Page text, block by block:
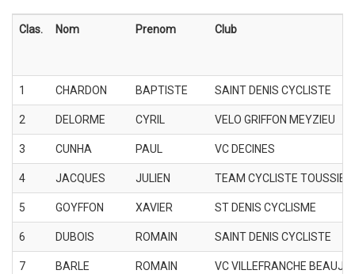
Clas. Nom Prenom Club
1 CHARDON BAPTISTE SAINT DENIS CYCLISTE
2 DELORME CYRIL VELO GRIFFON MEYZIEU
3 CUNHA PAUL VC DECINES
4 JACQUES JULIEN TEAM CYCLISTE TOUSSIEU
5 GOYFFON XAVIER ST DENIS CYCLISME
6 DUBOIS ROMAIN SAINT DENIS CYCLISTE
7 BARLE ROMAIN VC VILLEFRANCHE